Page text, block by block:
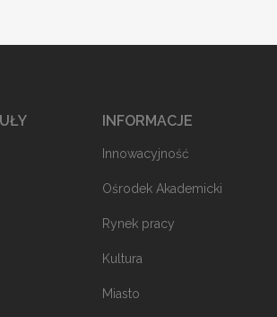
INFORMACJE
Innowacyjność
Ośrodek Akademicki
Rynek pracy
Kultura
Miasto